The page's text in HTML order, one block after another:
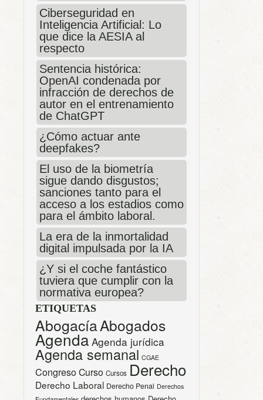
Ciberseguridad en
Inteligencia Artificial: Lo
que dice la AESIA al
respecto
Sentencia histórica:
OpenAI condenada por
infracción de derechos de
autor en el entrenamiento
de ChatGPT
¿Cómo actuar ante
deepfakes?
El uso de la biometría
sigue dando disgustos;
sanciones tanto para el
acceso a los estadios como
para el ámbito laboral.
La era de la inmortalidad
digital impulsada por la IA
¿Y si el coche fantástico
tuviera que cumplir con la
normativa europea?
ETIQUETAS
AbogacíaAbogados
Agenda Agenda jurídica
Agenda semanal CGAE
CongresoCurso Cursos Derecho
Derecho Laboral Derecho Penal Derechos